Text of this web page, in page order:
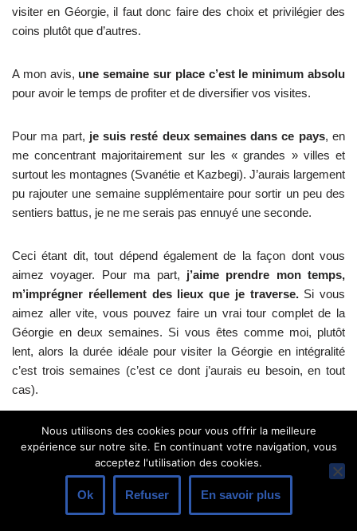
visiter en Géorgie, il faut donc faire des choix et privilégier des
coins plutôt que d’autres.
A mon avis, une semaine sur place c’est le minimum absolu
pour avoir le temps de profiter et de diversifier vos visites.
Pour ma part, je suis resté deux semaines dans ce pays, en
me concentrant majoritairement sur les « grandes » villes et
surtout les montagnes (Svanétie et Kazbegi). J’aurais largement
pu rajouter une semaine supplémentaire pour sortir un peu des
sentiers battus, je ne me serais pas ennuyé une seconde.
Ceci étant dit, tout dépend également de la façon dont vous
aimez voyager. Pour ma part, j’aime prendre mon temps,
m’imprégner réellement des lieux que je traverse.Si vous
aimez aller vite, vous pouvez faire un vrai tour complet de la
Géorgie en deux semaines. Si vous êtes comme moi, plutôt
lent, alors la durée idéale pour visiter la Géorgie en intégralité
c’est trois semaines (c’est ce dont j’aurais eu besoin, en tout
cas).
Voilà le bilan pour répondre à cette question surla durée idéale
d’un voyage en Géorgie:
–une semaine, c’est court mais jouable
condition de faire de gros sacrifices (une ville et un
Nous utilisons des cookies pour vous offrir la meilleure
expérience sur notre site. En continuant votre navigation, vous
acceptez l'utilisation des cookies.
Ok Refuser En savoir plus